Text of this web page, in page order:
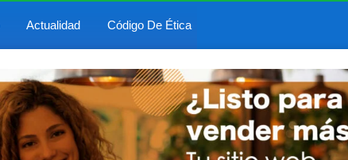
Actualidad Código De Ética